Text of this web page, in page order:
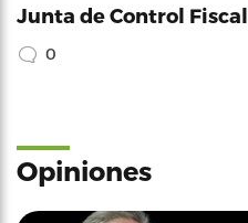
Junta de Control Fiscal
0
Opiniones